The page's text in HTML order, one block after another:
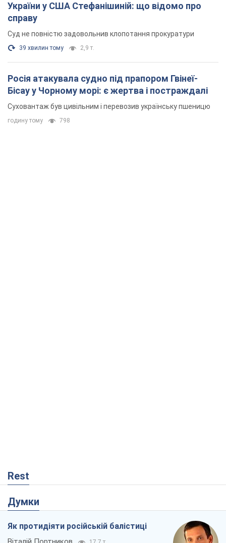
України у США Стефанішиній: що відомо про
справу
Суд не повністю задовольнив клопотання прокуратури
39 хвилин тому 2,9 т.
Росія атакувала судно під прапором Гвінеї-
Бісау у Чорному морі: є жертва і постраждалі
Суховантаж був цивільним і перевозив українську пшеницю
годину тому 798
Rest
Думки
Як протидіяти російській балістиці